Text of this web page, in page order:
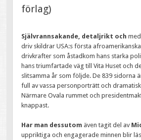
förlag)
Självrannsakande, detaljrikt och
driv skildrar USA:s första
drivkrafter som åstadkom hans starka
hans triumfartade väg till Vita Huset och
slitsamma år som följde. De 839 sidorna
full av vassa personporträtt och
Närmare Ovala rummet och
knappast.
Har man dessutom även tagit del av
uppriktiga och engagerade minnen blir